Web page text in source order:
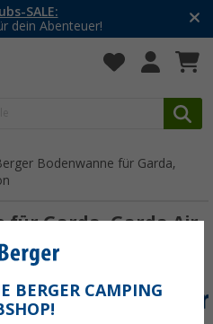
und Schuhe
20SSV
Bodenwanne für Garda,
für Garda, Garda Air
BERGER CAMPING